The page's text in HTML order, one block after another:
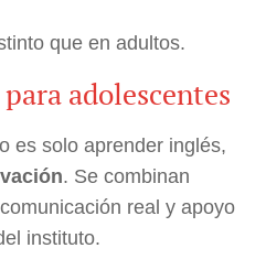
que en adultos.
adolescentes
es solo aprender inglés,
. Se combinan
real y apoyo
instituto.